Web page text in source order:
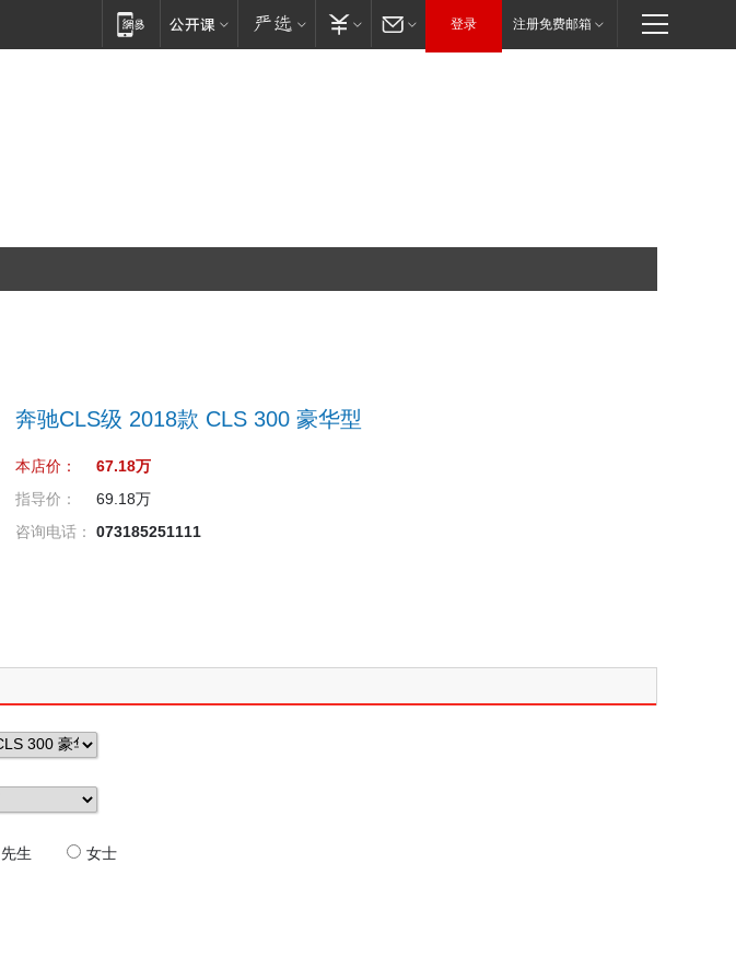
登录 注册免费邮箱
奔驰CLS级 2018款 CLS 300 豪华型
本店价：
67.18万
指导价：
69.18万
咨询电话：
073185251111
先生 女士